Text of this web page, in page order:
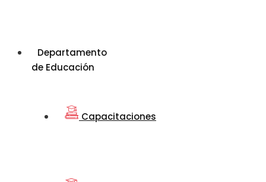
Departamento
de Educación
Capacitaciones